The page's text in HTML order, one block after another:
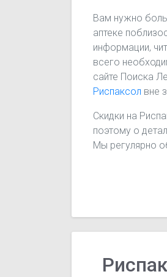
Вам нужно
аптеке
информации,
всего
сайте Поиска
Риспаксол вне
Скидки на
поэтому о
Мы регулярно